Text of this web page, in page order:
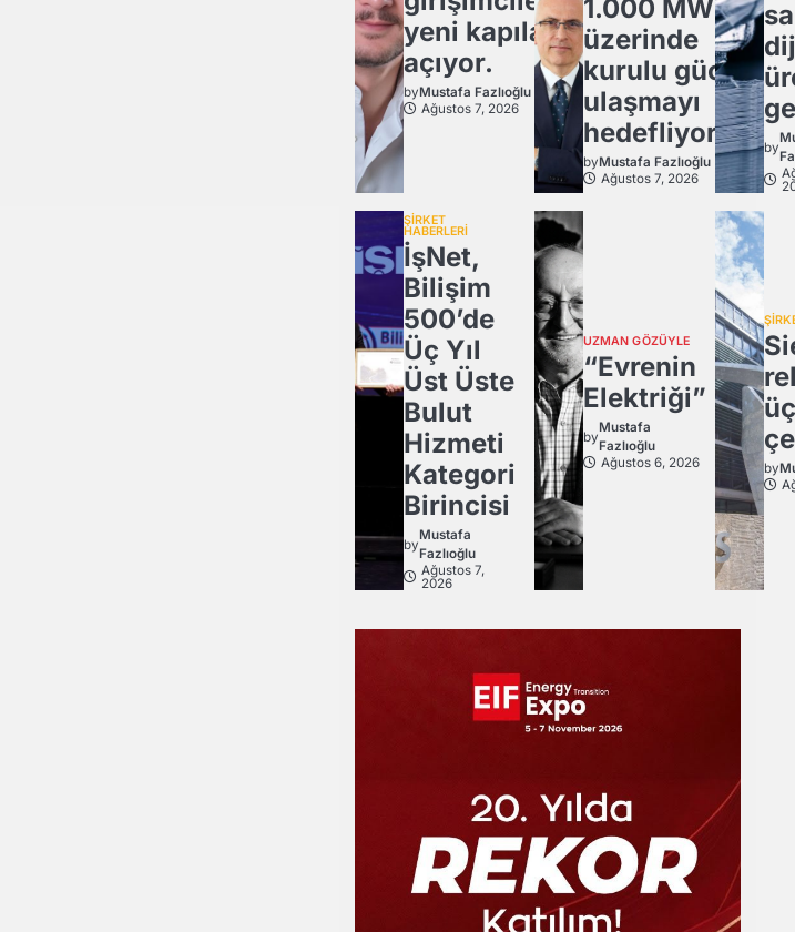
yeni kapılar
açıyor.
byMustafa Fazlıoğlu
Ağustos 7, 2026
1.000 MW
üzerinde
kurulu güce
ulaşmayı
hedefliyor
byMustafa Fazlıoğlu
Ağustos 7, 2026
by
ŞİRKET
HABERLERİ
İşNet,
Bilişim
500’de
Üç Yıl
Üst Üste
Bulut
Hizmeti
Kategori
Birincisi
by
Mustafa
Fazlıoğlu
Ağustos 7,
2026
UZMAN GÖZÜYLE
“Evrenin
Elektriği”
by
Mustafa
Fazlıoğlu
Ağustos 6, 2026
by